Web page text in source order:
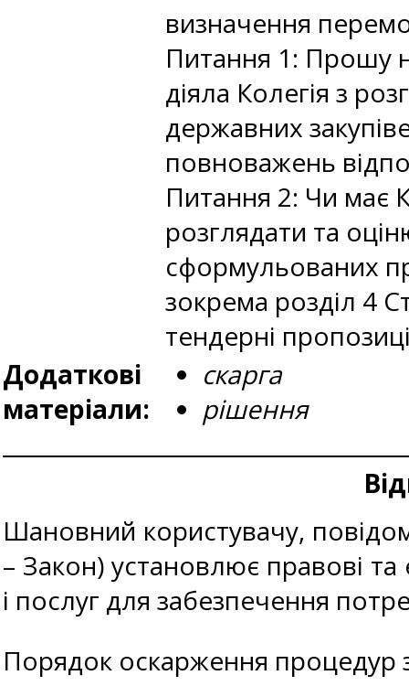
визначення
Питання 1: Прошу
діяла Колегія з
державних
повноважень
Питання 2: Чи має
розглядати та
сформульованих
зокрема розділ 4
тендерні
Додаткові
матеріали:
скарга
рішення
Шановний користувачу,
– Закон) установлює правові та
і послуг для забезпечення
Порядок оскарження процедур